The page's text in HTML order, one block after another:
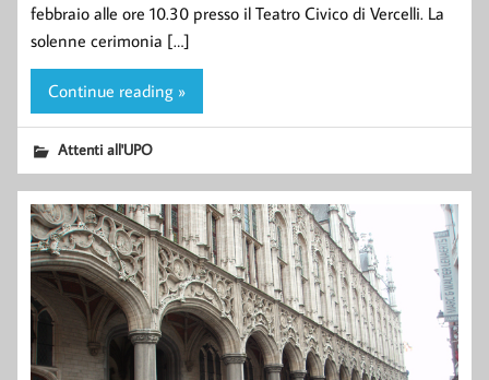
febbraio alle ore 10.30 presso il Teatro Civico di Vercelli. La
solenne cerimonia […]
Continue reading »
Attenti all'UPO